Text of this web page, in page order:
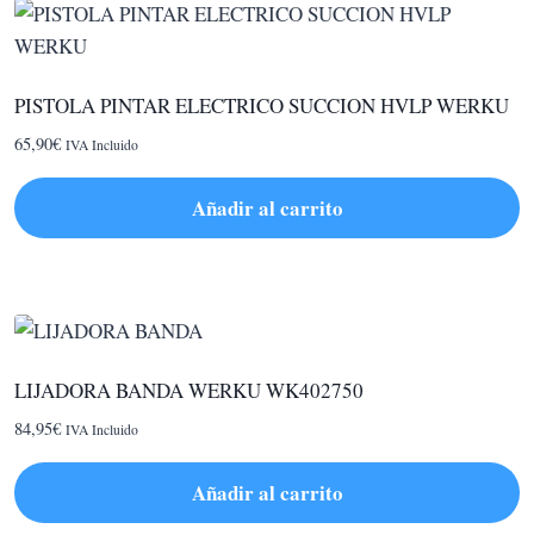
PISTOLA PINTAR ELECTRICO SUCCION HVLP WERKU
65,90€ IVA Incluido
Añadir al carrito
LIJADORA BANDA WERKU WK402750
84,95€ IVA Incluido
Añadir al carrito